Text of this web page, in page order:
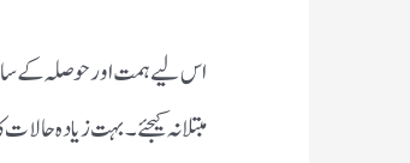
اس لیے ہمت اور حوصلہ کے
مبتلا نہ کیجئے ۔بہت زیادہ